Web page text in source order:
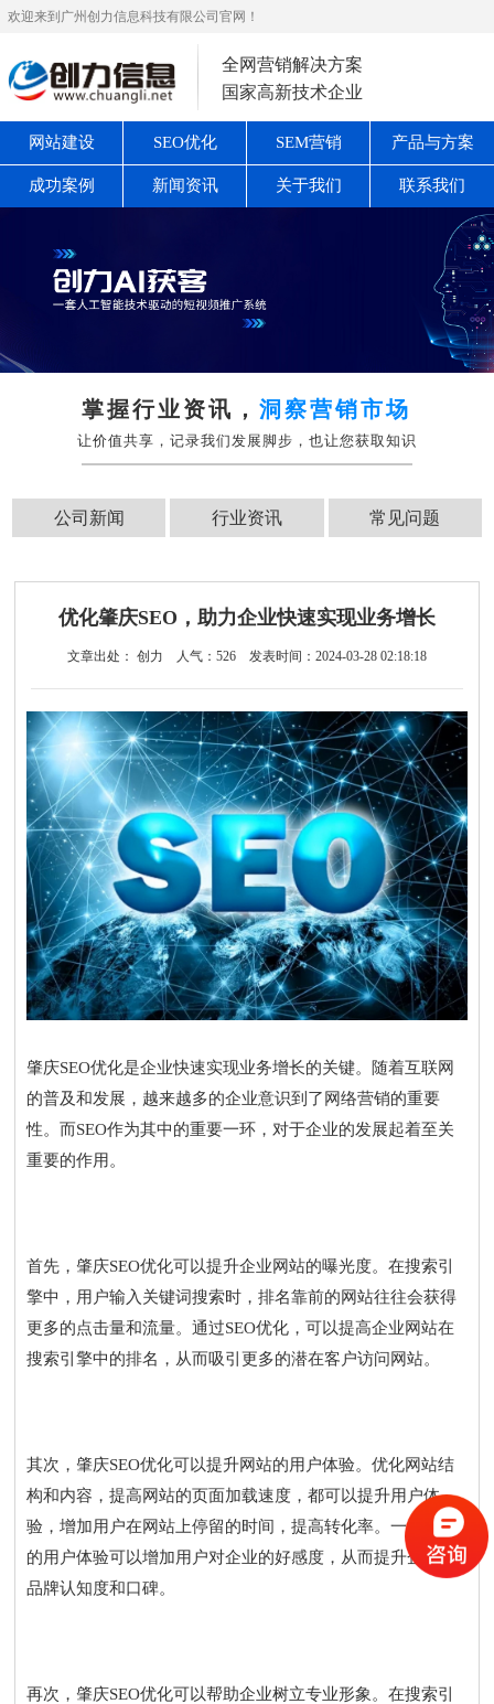
欢迎来到广州创力信息科技有限公司官网！
全网营销解决方案
国家高新技术企业
网站建设 SEO优化 SEM营销 产品与方案
成功案例 新闻资讯 关于我们 联系我们
掌握行业资讯，洞察营销市场
让价值共享，记录我们发展脚步，也让您获取知识
公司新闻 行业资讯 常见问题
优化肇庆SEO，助力企业快速实现业务增长
文章出处： 创力 人气： 526 发表时间：2024-03-28 02:18:18
肇庆SEO优化是企业快速实现业务增长的关键。随着互联网
的普及和发展，越来越多的企业意识到了网络营销的重要
性。而SEO作为其中的重要一环，对于企业的发展起着至关
重要的作用。
首先，肇庆SEO优化可以提升企业网站的曝光度。在搜索引
擎中，用户输入关键词搜索时，排名靠前的网站往往会获得
更多的点击量和流量。通过SEO优化，可以提高企业网站在
搜索引擎中的排名，从而吸引更多的潜在客户访问网站。
其次，肇庆SEO优化可以提升网站的用户体验。优化网站结
构和内容，提高网站的页面加载速度，都可以提升用户体
验，增加用户在网站上停留的时间，提高转化率。一个良好
的用户体验可以增加用户对企业的好感度，从而提升企业的
品牌认知度和口碑。
再次，肇庆SEO优化可以帮助企业树立专业形象。在搜索引